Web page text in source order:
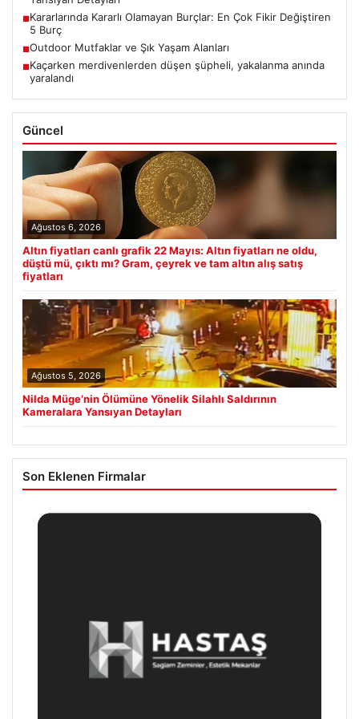
■Kararlarında Kararlı Olamayan Burçlar: En Çok Fikir Değiştiren
5 Burç
■Outdoor Mutfaklar ve Şık Yaşam Alanları
■Kaçarken merdivenlerden düşen şüpheli, yakalanma anında
yaralandı
Güncel
Ağustos 6, 2026
Altın fiyatları canlı grafik 22 Mayıs: Altın fiyatları ne oldu,
düştü mü, çıktı mı? Gram, çeyrek ve tam altın alış satış
fiyatları
Ağustos 5, 2026
Nilda Müge’nin Ölümüne Yönelik Silahlı Saldırının
Kameralara Yansıyan Detayları
Son Eklenen Firmalar